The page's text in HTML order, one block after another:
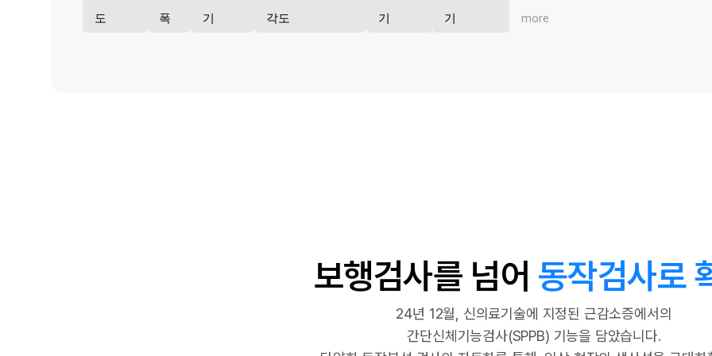
도 폭 기 각도 기 기 more
보행검사를 넘어 동작검사로
24년 12월, 신의료기술에 지정된 근감소증에서의
간단신체기능검사(SPPB) 기능을 담았습니다.
감사합니다.